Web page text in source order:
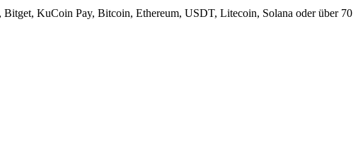
KuCoin Pay, Bitcoin, Ethereum, USDT, Litecoin, Solana oder über 70